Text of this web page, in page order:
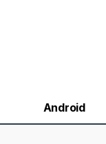
Android